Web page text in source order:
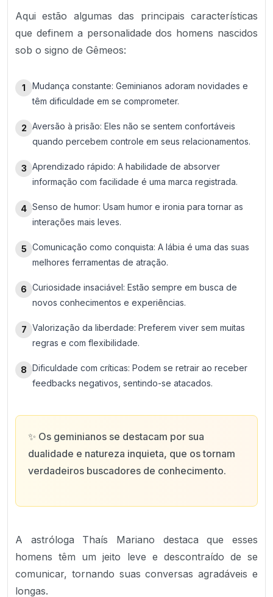
Aqui estão algumas das principais características
que definem a personalidade dos homens nascidos
sob o signo de Gêmeos:
1
Mudança constante: Geminianos adoram novidades e
têm dificuldade em se comprometer.
2 Aversão à prisão: Eles não se sentem confortáveis
quando percebem controle em seus relacionamentos.
3 Aprendizado rápido: A habilidade de absorver
informação com facilidade é uma marca registrada.
4 Senso de humor: Usam humor e ironia para tornar as
interações mais leves.
5 Comunicação como conquista: A lábia é uma das suas
melhores ferramentas de atração.
6 Curiosidade insaciável: Estão sempre em busca de
novos conhecimentos e experiências.
7 Valorização da liberdade: Preferem viver sem muitas
regras e com flexibilidade.
8 Dificuldade com críticas: Podem se retrair ao receber
feedbacks negativos, sentindo-se atacados.
✨ Os geminianos se destacam por sua
dualidade e natureza inquieta, que os tornam
verdadeiros buscadores de conhecimento.
A astróloga Thaís Mariano destaca que esses
homens têm um jeito leve e descontraído de se
comunicar, tornando suas conversas agradáveis e
longas.